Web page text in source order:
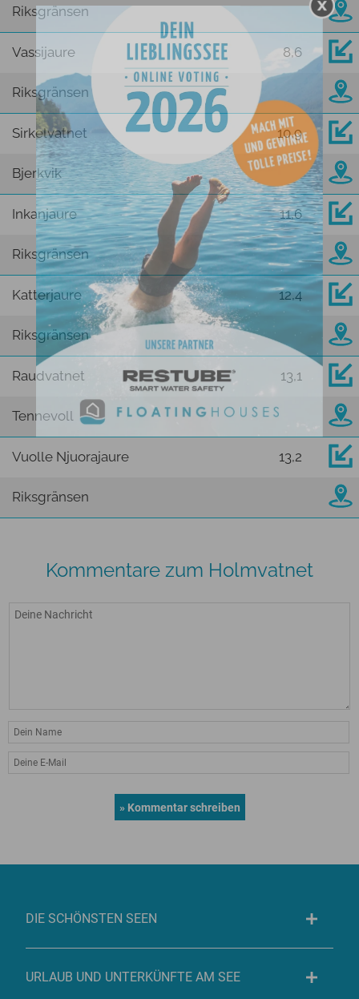
Riksgränsen
Vassijaure 8,6
Riksgränsen
Sirkelvatnet 10,9
Bjerkvik
Inkanjaure 11,6
Riksgränsen
Katterjaure 12,4
Riksgränsen
Raudvatnet 13,1
Tennevoll
Vuolle Njuorajaure 13,2
Riksgränsen
Kommentare zum Holmvatnet
DIE SCHÖNSTEN SEEN
URLAUB UND UNTERKÜNFTE AM SEE